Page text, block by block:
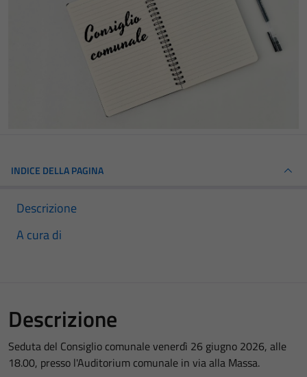
INDICE DELLA PAGINA
Descrizione
A cura di
Descrizione
Seduta del Consiglio comunale venerdì 26 giugno 2026, alle
18.00, presso l'Auditorium comunale in via alla Massa.